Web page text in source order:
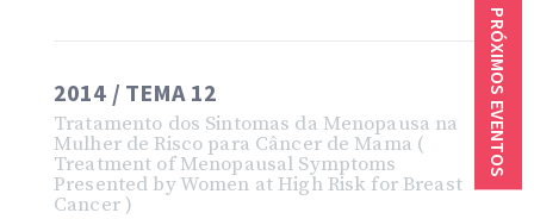
2014 / TEMA 12
Tratamento dos Sintomas da Menopausa na
Mulher de Risco para Câncer de Mama (
Treatment of Menopausal Symptoms
Presented by Women at High Risk for Breast
Cancer )
PRÓXIMOS EVENTOS